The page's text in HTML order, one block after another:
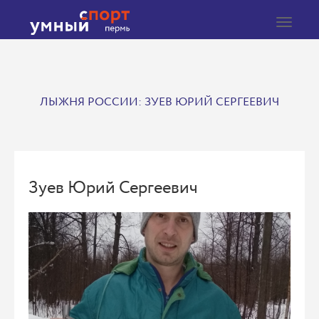
Toggle
ЛЫЖНЯ РОССИИ: ЗУЕВ ЮРИЙ СЕРГЕЕВИЧ
Зуев Юрий Сергеевич